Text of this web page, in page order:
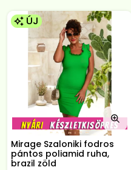
ÚJ
Mirage Szaloniki fodros
pántos poliamid ruha,
brazil zöld